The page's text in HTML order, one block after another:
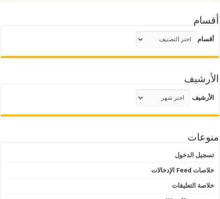
أقسام
أقسام
الأرشيف
الأرشيف
منوعات
تسجيل الدخول
خلاصات Feed الإدخالات
خلاصة التعليقات